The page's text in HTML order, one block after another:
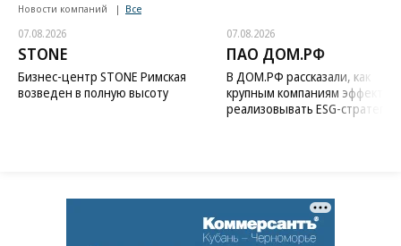
Новости компаний Все
07.08.2026
STONE
Бизнес-центр STONE Римская
возведен в полную высоту
07.08.2026
ПАО ДОМ.РФ
В ДОМ.РФ рассказали, как
крупным компаниям
реализовывать ESG-стратегию